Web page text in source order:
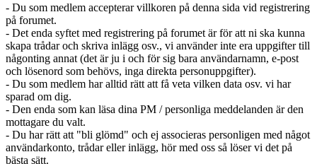
- Du som medlem accepterar villkoren på denna sida vid registrering
på forumet.
- Det enda syftet med registrering på forumet är för att ni ska kunna
skapa trådar och skriva inlägg osv., vi använder inte era uppgifter till
någonting annat (det är ju i och för sig bara användarnamn, e-post
och lösenord som behövs, inga direkta personuppgifter).
- Du som medlem har alltid rätt att få veta vilken data osv. vi har
sparad om dig.
- Den enda som kan läsa dina PM / personliga meddelanden är den
mottagare du valt.
- Du har rätt att "bli glömd" och ej associeras personligen med något
användarkonto, trådar eller inlägg, hör med oss så löser vi det på
bästa sätt.